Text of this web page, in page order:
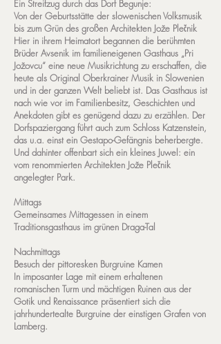
Ein Streifzug durch das Dorf Begunje:
Von der Geburtsstätte der slowenischen Volksmusik
bis zum Grün des großen Architekten Jože Plečnik
Hier in ihrem Heimatort begannen die berühmten
Brüder Avsenik im familieneigenen Gasthaus „Pri
Jožovcu“ eine neue Musikrichtung zu erschaffen, die
heute als Original Oberkrainer Musik in Slowenien
und in der ganzen Welt beliebt ist. Das Gasthaus ist
nach wie vor im Familienbesitz, Geschichten und
Anekdoten gibt es genügend dazu zu erzählen. Der
Dorfspaziergang führt auch zum Schloss Katzenstein,
das u.a. einst ein Gestapo-Gefängnis beherbergte.
Und dahinter offenbart sich ein kleines Juwel: ein
vom renommierten Architekten Jože Plečnik
angelegter Park.
Mittags
Gemeinsames Mittagessen in einem
Traditionsgasthaus im grünen Draga-Tal
Nachmittags
Besuch der pittoresken Burgruine Kamen
In imposanter Lage mit einem erhaltenen
romanischen Turm und mächtigen Ruinen aus der
Gotik und Renaissance präsentiert sich die
jahrhundertealte Burgruine der einstigen Grafen von
Lamberg.